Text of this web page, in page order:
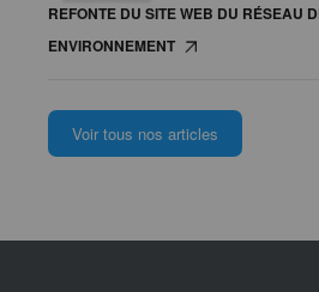
REFONTE DU SITE WEB DU RÉSEAU
ENVIRONNEMENT
Voir tous nos articles